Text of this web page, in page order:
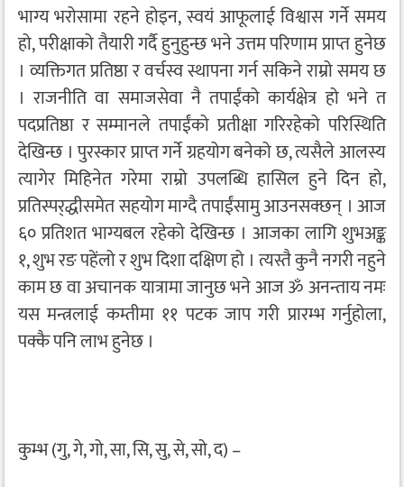
भाग्य भरोसामा रहने होइन, स्वयं आफूलाई विश्वास गर्ने समय
हो, परीक्षाको तैयारी गर्दै हुनुहुन्छ भने उत्तम परिणाम प्राप्त हुनेछ
। व्यक्तिगत प्रतिष्ठा र वर्चस्व स्थापना गर्न सकिने राम्रो समय छ
। राजनीति वा समाजसेवा नै तपाईंको कार्यक्षेत्र हो भने त
पदप्रतिष्ठा र सम्मानले तपाईंको प्रतीक्षा गरिरहेको परिस्थिति
देखिन्छ । पुरस्कार प्राप्त गर्ने ग्रहयोग बनेको छ, त्यसैले आलस्य
त्यागेर मिहिनेत गरेमा राम्रो उपलब्धि हासिल हुने दिन हो,
प्रतिस्पर्‌द्धीसमेत सहयोग माग्दै तपाईंसामु आउनसक्छन् । आज
६० प्रतिशत भाग्यबल रहेको देखिन्छ । आजका लागि शुभअङ्क
१, शुभ रङ पहेंलो र शुभ दिशा दक्षिण हो । त्यस्तै कुनै नगरी नहुने
काम छ वा अचानक यात्रामा जानुछ भने आज ॐ अनन्ताय नमः
यस मन्त्रलाई कम्तीमा ११ पटक जाप गरी प्रारम्भ गर्नुहोला,
पक्कै पनि लाभ हुनेछ ।
कुम्भ (गु, गे, गो, सा, सि, सु, से, सो, द) –